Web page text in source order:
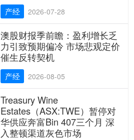
产经 2026-07-28
澳股财报季前瞻：盈利增长乏
力引致预期偏冷 市场悲观定价
催生反转契机
产经 2026-08-05
Treasury Wine
Estates（ASX:TWE）暂停对
华供应奔富Bin 407三个月 深
入整顿渠道灰色市场